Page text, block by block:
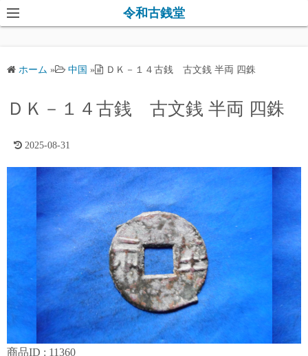
コ
ン
プ
令和古銭堂
ホーム » 中国 » ＤＫ－１４古銭 古文銭 半両 四銖
ＤＫ－１４古銭 古文銭 半両 四銖
2025-08-31
商品ID : 11360